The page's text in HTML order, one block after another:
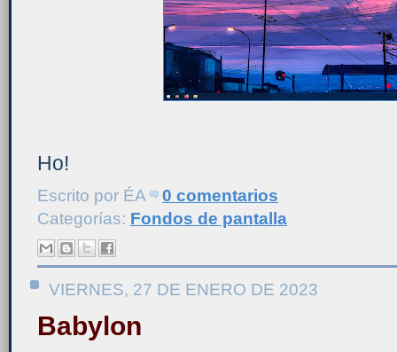
Ho!
Escrito por ÉA
0 comentarios
Categorías: Fondos de pantalla
VIERNES, 27 DE ENERO DE 2023
Babylon